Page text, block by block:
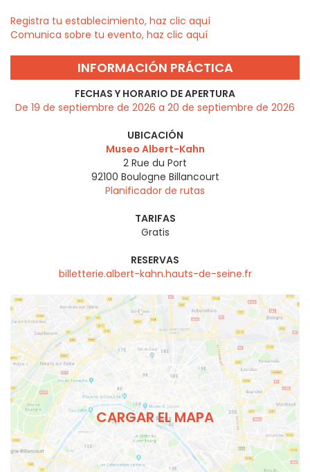
Registra tu establecimiento, haz clic aquí
Comunica sobre tu evento, haz clic aquí
INFORMACIÓN PRÁCTICA
FECHAS Y HORARIO DE APERTURA
De 19 de septiembre de 2026 a 20 de septiembre de 2026
UBICACIÓN
Museo Albert-Kahn
2 Rue du Port
92100 Boulogne Billancourt
Planificador de rutas
TARIFAS
Gratis
RESERVAS
billetterie.albert-kahn.hauts-de-seine.fr
CARGAR EL MAPA